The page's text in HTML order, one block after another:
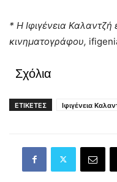
* Η Ιφιγένεια Καλαντζή
κινηματογράφου,
Σχόλια
ΕΤΙΚΕΤΕΣ Ιφιγένεια